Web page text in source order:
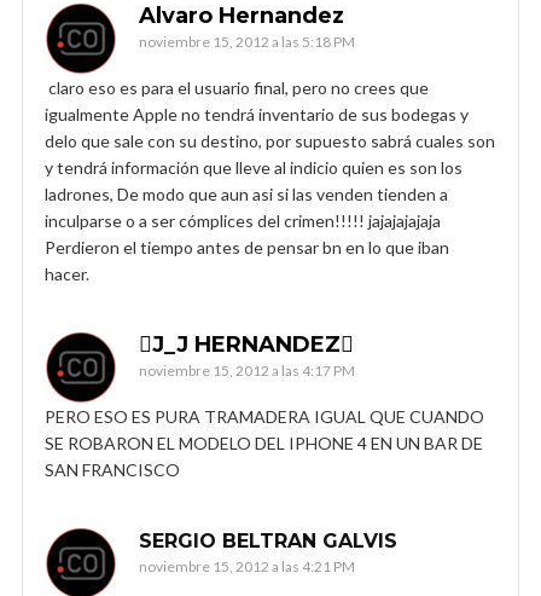
Alvaro Hernandez
noviembre 15, 2012 a las 5:18 PM
claro eso es para el usuario final, pero no crees que
igualmente Apple no tendrá inventario de sus bodegas y
delo que sale con su destino, por supuesto sabrá cuales son
y tendrá información que lleve al indicio quien es son los
ladrones, De modo que aun asi si las venden tienden a
inculparse o a ser cómplices del crimen!!!!! jajajajajaja
Perdieron el tiempo antes de pensar bn en lo que iban
hacer.
J_J HERNANDEZ
noviembre 15, 2012 a las 4:17 PM
PERO ESO ES PURA TRAMADERA IGUAL QUE CUANDO
SE ROBARON EL MODELO DEL IPHONE 4 EN UN BAR DE
SAN FRANCISCO
SERGIO BELTRAN GALVIS
noviembre 15, 2012 a las 4:21 PM